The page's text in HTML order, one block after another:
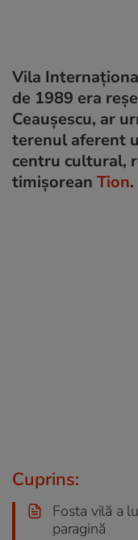
Vila
de 1989 era
Ceaușescu, ar
terenul aferent
centru cultural,
timișorean Tion.
Cuprins:
Fosta vilă a
paragină